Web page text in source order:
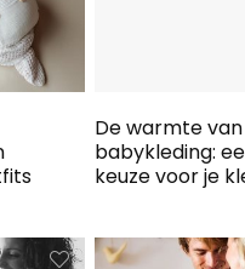
De warmte
babykleding:
keuze voor je